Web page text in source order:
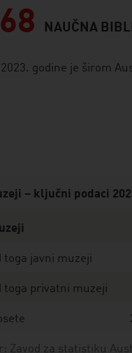
68 NAUČNA
2023. godine je širom
Zavod za statistiku
– ključni podaci
toga javni muzeji
toga privatni muzeji